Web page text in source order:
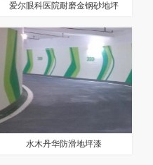
爱尔眼科医院耐磨金钢砂地坪
水木丹华防滑地坪漆